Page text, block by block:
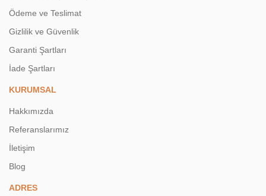
Ödeme ve Teslimat
Gizlilik ve Güvenlik
Garanti Şartları
İade Şartları
KURUMSAL
Hakkımızda
Referanslarımız
İletişim
Blog
ADRES